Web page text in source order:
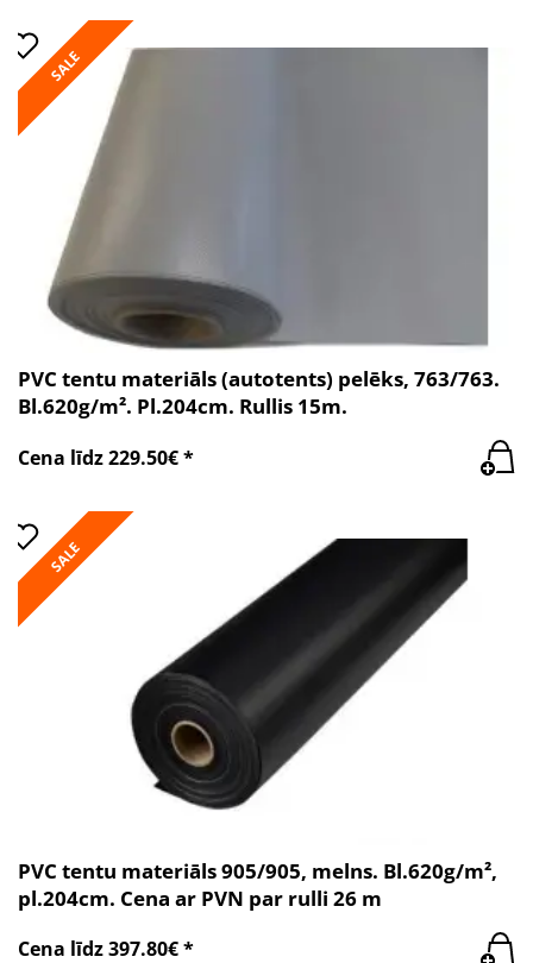
SALE
PVC tentu materiāls (autotents) pelēks, 763/763.
Bl.620g/m². Pl.204cm. Rullis 15m.
Cena līdz 229.50€ *
SALE
PVC tentu materiāls 905/905, melns. Bl.620g/m²,
pl.204cm. Cena ar PVN par rulli 26 m
Cena līdz 397.80€ *